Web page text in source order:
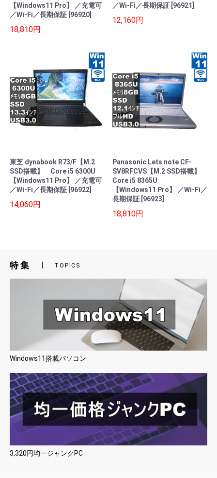
【Windows11 Pro】 ／充電可
／Wi-Fi／長期保証 [96920]
18,810円
／Wi-Fi／長期保証 [96921]
12,160円
東芝 dynabook R73/F【M.2
SSD搭載】 Core i5 6300U
【Windows11 Pro】 ／充電可
／Wi-Fi／長期保証 [96922]
14,060円
Panasonic Lets note CF-
SV8RFCVS【M.2 SSD搭載】
Core i5 8365U
【Windows11 Pro】 ／Wi-Fi／
長期保証 [96923]
18,810円
特集 TOPICS
Windows11搭載パソコン
3,320円均一ジャンクPC